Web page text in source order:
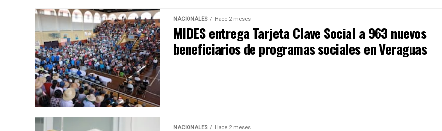
NACIONALES Hace 2 meses
MIDES entrega Tarjeta Clave Social a 963 nuevos
beneficiarios de programas sociales en Veraguas
NACIONALES Hace 2 meses